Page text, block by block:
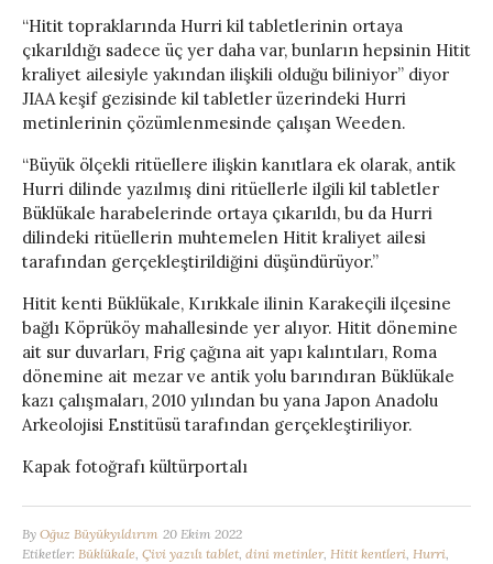
“Hitit topraklarında Hurri kil tabletlerinin ortaya
çıkarıldığı sadece üç yer daha var, bunların hepsinin Hitit
kraliyet ailesiyle yakından ilişkili olduğu biliniyor” diyor
JIAA keşif gezisinde kil tabletler üzerindeki Hurri
metinlerinin çözümlenmesinde çalışan Weeden.
“Büyük ölçekli ritüellere ilişkin kanıtlara ek olarak, antik
Hurri dilinde yazılmış dini ritüellerle ilgili kil tabletler
Büklükale harabelerinde ortaya çıkarıldı, bu da Hurri
dilindeki ritüellerin muhtemelen Hitit kraliyet ailesi
tarafından gerçekleştirildiğini düşündürüyor.”
Hitit kenti Büklükale, Kırıkkale ilinin Karakeçili ilçesine
bağlı Köprüköy mahallesinde yer alıyor. Hitit dönemine
ait sur duvarları, Frig çağına ait yapı kalıntıları, Roma
dönemine ait mezar ve antik yolu barındıran Büklükale
kazı çalışmaları, 2010 yılından bu yana Japon Anadolu
Arkeolojisi Enstitüsü tarafından gerçekleştiriliyor.
Kapak fotoğrafı kültürportalı
By Oğuz Büyükyıldırım 20 Ekim 2022
Etiketler: Büklükale Çivi yazılı tablet dini metinler, Hitit kentleri Hurri